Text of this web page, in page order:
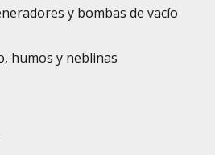
y bombas de vacío
humos y neblinas